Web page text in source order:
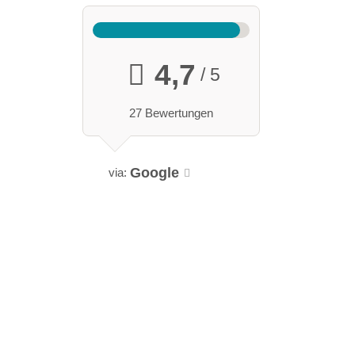
4,7 / 5
27 Bewertungen
via: Google